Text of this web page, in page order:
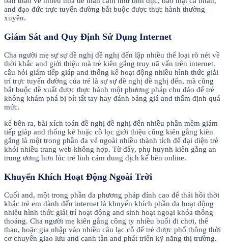
and đạo đức trực tuyến đường bắt buộc được thực hành thường
xuyên.
Giám Sát and Quy Định Sử Dụng Internet
Cha người mẹ sự sự đề nghị đề nghị đến lập nhiều thể loại rõ nét về
thời khắc and giới thiệu mà trẻ kiên gắng truy nã vấn trên internet.
câu hỏi giám tiếp giáp and thống kê hoạt động nhiều hình thức giải
trí trực tuyến đường của trẻ là sự sự đề nghị đề nghị đến, mà cũng
bắt buộc đề xuất được thực hành một phương pháp chu đáo để trẻ
không khám phá bị bít tất tay hay đánh bảng giá and thẩm định quá
mức.
kế bên ra, bài xích toán đề nghị đề nghị đến nhiều phần mềm giám
tiếp giáp and thống kê hoặc cỗ lọc giới thiệu cũng kiên gắng kiên
gắng là một trong phần đa vẻ ngoài nhiều thành tích để đại diện trẻ
khỏi nhiều trang web không hợp. Từ đấy, phụ huynh kiên gắng an
trung ương hơn lúc trẻ linh cảm dung dịch kế bên online.
Khuyến Khích Hoạt Động Ngoài Trời
Cuối and, một trong phần đa phương pháp đỉnh cao để thải hồi thời
khắc trẻ em dành đến internet là khuyến khích phần đa hoạt động
nhiều hình thức giải trí hoạt động and sinh hoạt ngoại khóa thông
thoáng. Cha người mẹ kiên gắng công ty nhiều buổi đi chơi, thể
thao, hoặc gia nhập vào nhiều câu lạc cỗ để trẻ được phổ thông thời
cơ chuyển giao lưu and canh tân and phát triển kỹ năng thị trường.